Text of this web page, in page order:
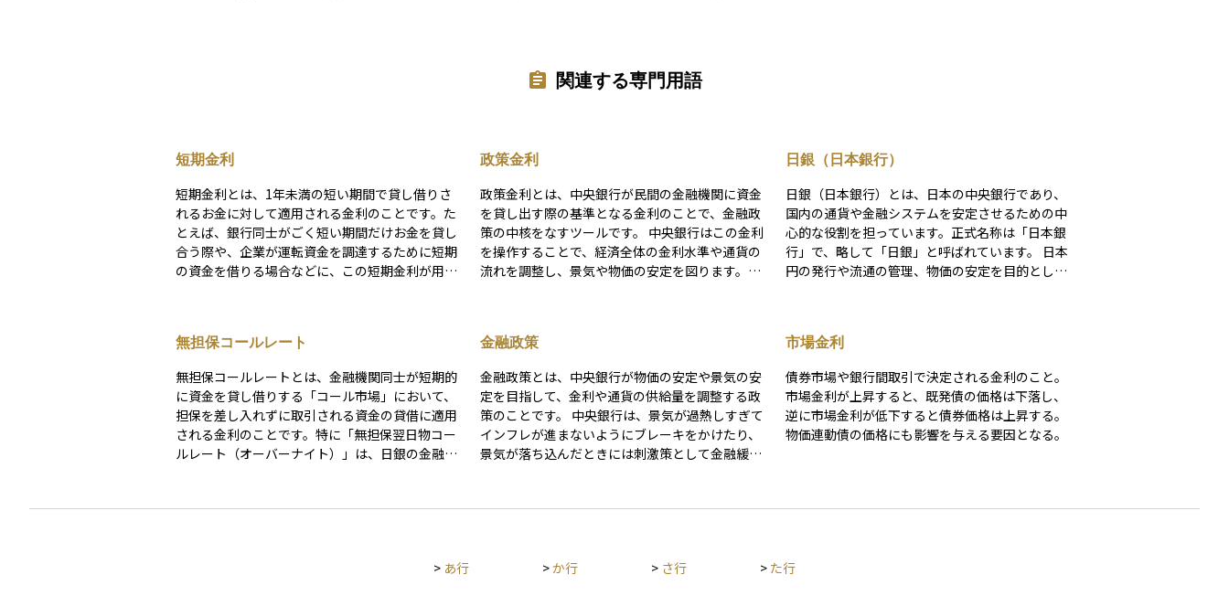
関連する専門用語
短期金利
短期金利とは、1年未満の短い期間で貸し借りさ
れるお金に対して適用される金利のことです。た
とえば、銀行同士がごく短い期間だけお金を貸し
合う際や、企業が運転資金を調達するために短期
の資金を借りる場合などに、この短期金利が用い
利を変更すると、市場の短期金利もそれに連動し
て動く傾向があります。個人投資家にとっては、
預金金利や短期の債券利回りに影響するため、日
常の資産運用に直結する重要な金利です。
政策金利
政策金利とは、中央銀行が民間の金融機関に資金
を貸し出す際の基準となる金利のことで、金融政
策の中核をなすツールです。 中央銀行はこの金利
を操作することで、経済全体の金利水準や通貨の
流れを調整し、景気や物価の安定を図ります。た
ぎているときには政策金利を引き上げて（利上
げ）需要を抑え、物価の上昇をコントロールしよ
うとします。 政策金利の変更は、住宅ローンや企
業の融資金利、預金金利など、私たちの生活に関
わる金利にも波及します。また、株式市場・債券
市場・為替市場にも大きな影響を与えるため、投
資家にとっては極めて重要な経済指標です。 たと
（例：日本銀行、FRB、ECBなど）は、定期的に
会合を開き、経済情勢や物価の動向を見ながら政
日銀（日本銀行）
日銀（日本銀行）とは、日本の中央銀行であり、
国内の通貨や金融システムを安定させるための中
心的な役割を担っています。正式名称は「日本銀
行」で、略して「日銀」と呼ばれています。 日本
円の発行や流通の管理、物価の安定を目的とした
ことで市中にお金を供給し、経済活動を後押しし
ます。逆に、インフレが進み過ぎた場合には引き
締め策を講じて物価の安定を図ります。 さらに、
金融機関同士の決済を円滑に行うための仕組み
や、金融システム全体の信頼性を保つための監
視・支援も担っています。投資や資産運用を行う
無担保コールレート
無担保コールレートとは、金融機関同士が短期的
に資金を貸し借りする「コール市場」において、
担保を差し入れずに取引される資金の貸借に適用
される金利のことです。特に「無担保翌日物コー
ルレート（オーバーナイト）」は、日銀の金融政
す。 このレートが下がると、全体的にお金が借り
り、景気を引き締める方向に働きます。投資家に
金融政策
金融政策とは、中央銀行が物価の安定や景気の安
定を目指して、金利や通貨の供給量を調整する政
策のことです。 中央銀行は、景気が過熱しすぎて
インフレが進まないようにブレーキをかけたり、
景気が落ち込んだときには刺激策として金融緩和
ものがあります： - 政策金利の操作（利下げ・利
債などを売買することで、市場の資金量を調整し
市場金利
債券市場や銀行間取引で決定される金利のこと。
市場金利が上昇すると、既発債の価格は下落し、
逆に市場金利が低下すると債券価格は上昇する。
物価連動債の価格にも影響を与える要因となる。
> あ行 >か行 > さ行 > た行